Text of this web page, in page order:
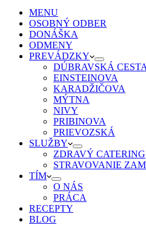
MENU
OSOBNÝ ODBER
DONÁŠKA
ODMENY
PREVÁDZKY
DÚBRAVSKÁ CESTA
EINSTEINOVA
KARADŽIČOVA
MÝTNA
NIVY
PRIBINOVA
PRIEVOZSKÁ
SLUŽBY
ZDRAVÝ CATERING
STRAVOVANIE
TÍM
O NÁS
PRÁCA
RECEPTY
BLOG